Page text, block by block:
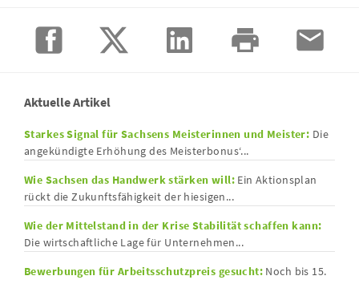
Aktuelle Artikel
Starkes Signal für Sachsens Meisterinnen und Meister: Die
angekündigte Erhöhung des Meisterbonus‘...
Wie Sachsen das Handwerk stärken will:Ein Aktionsplan
rückt die Zukunftsfähigkeit der hiesigen...
Wie der Mittelstand in der Krise Stabilität schaffen kann:
Die wirtschaftliche Lage für Unternehmen...
Bewerbungen für Arbeitsschutzpreis gesucht: Noch bis 15.